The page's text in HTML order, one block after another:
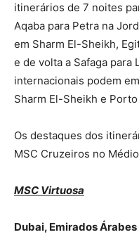
itinerários de 7 noites
Aqaba para Petra na
em Sharm El-Sheikh,
e de volta a Safaga para
internacionais podem
Sharm El-Sheikh e
Os destaques dos
MSC Cruzeiros no
MSC Virtuosa
Dubai, Emirados